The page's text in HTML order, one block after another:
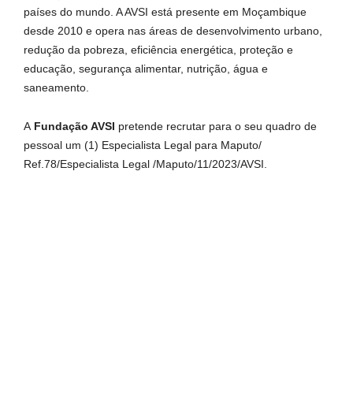
países do mundo. A AVSI está presente em Moçambique
desde 2010 e opera nas áreas de desenvolvimento urbano,
redução da pobreza, eficiência energética, proteção e
educação, segurança alimentar, nutrição, água e
saneamento.
A Fundação AVSI pretende recrutar para o seu quadro de
pessoal um (1) Especialista Legal para Maputo/
Ref.78/Especialista Legal /Maputo/11/2023/AVSI.